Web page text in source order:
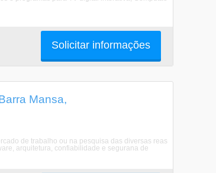
Solicitar informações
Mansa,
de trabalho ou na pesquisa das diversas reas
arquitetura, confiabilidade e segurana de